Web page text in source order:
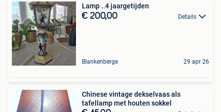
Lamp ..4 jaargetijden
€ 200,00 Details
Blankenberge 29 apr 26
Chinese vintage dekselvaas als
tafellamp met houten sokkel